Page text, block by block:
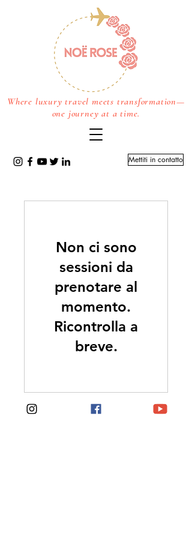
Where luxury travel meets transformation—
one journey at a time.
Mettiti in contatto
Non ci sono
sessioni da
prenotare al
momento.
Ricontrolla a
breve.